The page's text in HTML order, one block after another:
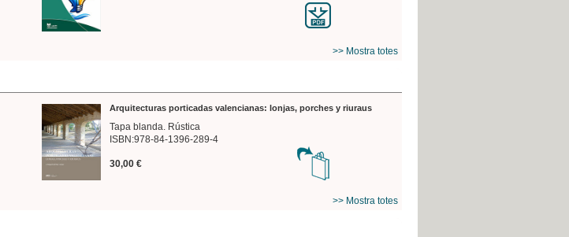
>> Mostra totes
Arquitecturas porticadas valencianas: lonjas, porches y riuraus
Tapa blanda. Rústica
ISBN:978-84-1396-289-4
30,00 €
>> Mostra totes